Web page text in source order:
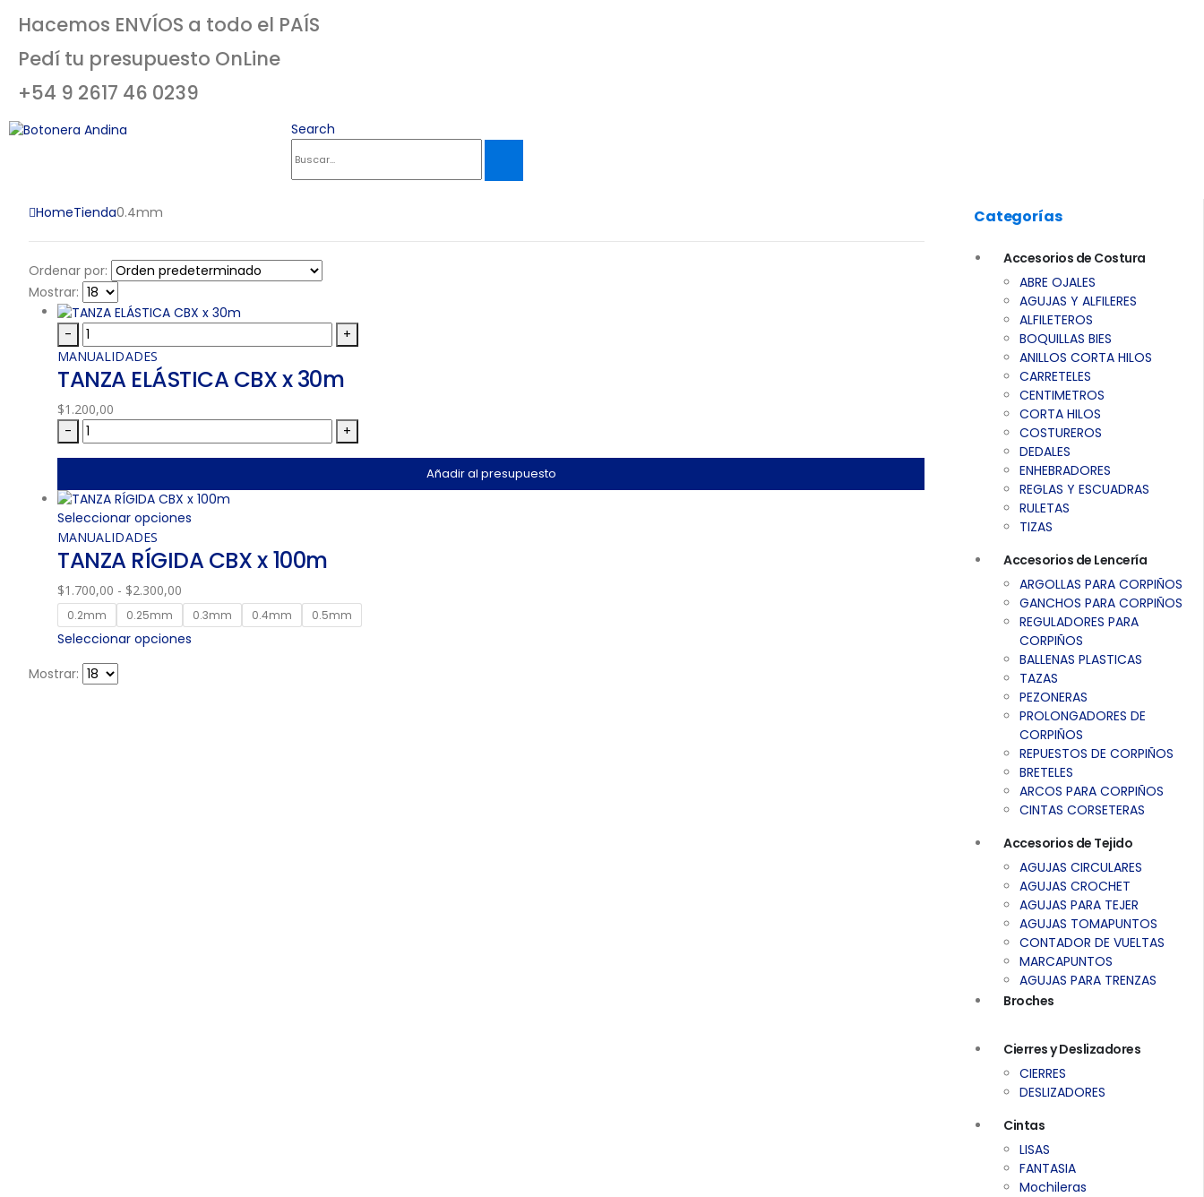
Hacemos ENVÍOS a todo el PAÍS
Pedí tu presupuesto OnLine
+54 9 2617 46 0239
Search
HomeTienda0.4mm
Ordenar por:
Mostrar:
- +
MANUALIDADES
TANZA ELÁSTICA CBX x 30m
$1.200,00
- +
Añadir al presupuesto
Seleccionar opciones
MANUALIDADES
TANZA RÍGIDA CBX x 100m
$1.700,00 - $2.300,00
0.2mm 0.25mm 0.3mm 0.4mm 0.5mm
Seleccionar opciones
Mostrar:
Categorías
Accesorios de Costura
ABRE OJALES
AGUJAS Y ALFILERES
ALFILETEROS
BOQUILLAS BIES
ANILLOS CORTA HILOS
CARRETELES
CENTIMETROS
CORTA HILOS
COSTUREROS
DEDALES
ENHEBRADORES
REGLAS Y ESCUADRAS
RULETAS
TIZAS
Accesorios de Lencería
ARGOLLAS PARA CORPIÑOS
GANCHOS PARA CORPIÑOS
REGULADORES PARA
CORPIÑOS
BALLENAS PLASTICAS
TAZAS
PEZONERAS
PROLONGADORES DE
CORPIÑOS
REPUESTOS DE CORPIÑOS
BRETELES
ARCOS PARA CORPIÑOS
CINTAS CORSETERAS
Accesorios de Tejido
AGUJAS CIRCULARES
AGUJAS CROCHET
AGUJAS PARA TEJER
AGUJAS TOMAPUNTOS
CONTADOR DE VUELTAS
MARCAPUNTOS
AGUJAS PARA TRENZAS
Broches
Cierres y Deslizadores
CIERRES
DESLIZADORES
Cintas
LISAS
FANTASIA
Mochileras